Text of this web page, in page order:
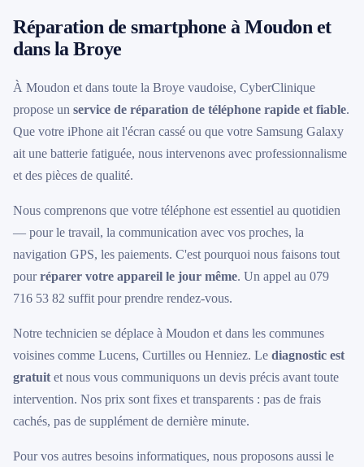
Réparation de smartphone à Moudon et
dans la Broye
À Moudon et dans toute la Broye vaudoise, CyberClinique
propose un service de réparation de téléphone rapide et fiable.
Que votre iPhone ait l'écran cassé ou que votre Samsung Galaxy
ait une batterie fatiguée, nous intervenons avec professionnalisme
et des pièces de qualité.
Nous comprenons que votre téléphone est essentiel au quotidien
— pour le travail, la communication avec vos proches, la
navigation GPS, les paiements. C'est pourquoi nous faisons tout
pourréparer votre appareil le jour même. Un appel au 079
716 53 82 suffit pour prendre rendez-vous.
Notre technicien se déplace à Moudon et dans les communes
voisines comme Lucens, Curtilles ou Henniez. Le diagnostic est
gratuit et nous vous communiquons un devis précis avant toute
intervention. Nos prix sont fixes et transparents : pas de frais
cachés, pas de supplément de dernière minute.
Pour vos autres besoins informatiques, nous proposons aussi le